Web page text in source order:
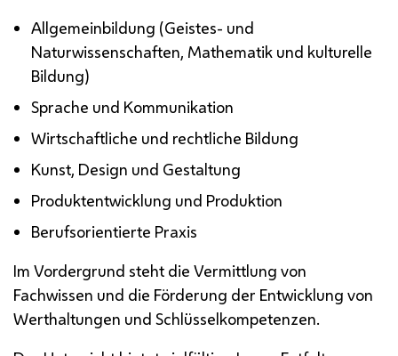
Allgemeinbildung (Geistes- und
Naturwissenschaften, Mathematik und kulturelle
Bildung)
Sprache und Kommunikation
Wirtschaftliche und rechtliche Bildung
Kunst, Design und Gestaltung
Produktentwicklung und Produktion
Berufsorientierte Praxis
Im Vordergrund steht die Vermittlung von
Fachwissen und die Förderung der Entwicklung von
Werthaltungen und Schlüsselkompetenzen.